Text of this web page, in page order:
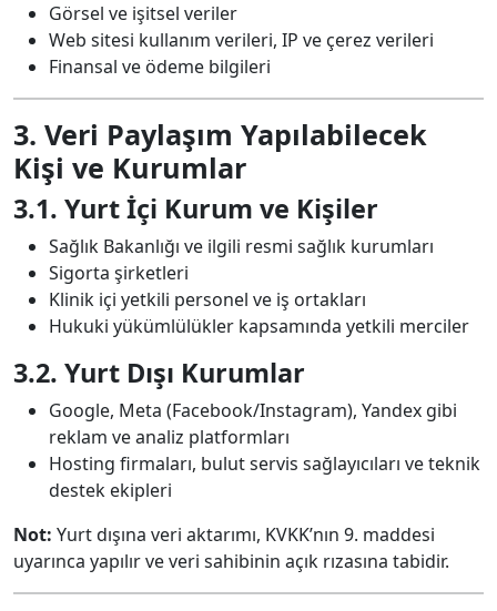
Görsel ve işitsel veriler
Web sitesi kullanım verileri, IP ve çerez verileri
Finansal ve ödeme bilgileri
3. Veri Paylaşım Yapılabilecek
Kişi ve Kurumlar
3.1. Yurt İçi Kurum ve Kişiler
Sağlık Bakanlığı ve ilgili resmi sağlık kurumları
Sigorta şirketleri
Klinik içi yetkili personel ve iş ortakları
Hukuki yükümlülükler kapsamında yetkili merciler
3.2. Yurt Dışı Kurumlar
Google, Meta (Facebook/Instagram), Yandex gibi
reklam ve analiz platformları
Hosting firmaları, bulut servis sağlayıcıları ve teknik
destek ekipleri
Not: Yurt dışına veri aktarımı, KVKK’nın 9. maddesi
uyarınca yapılır ve veri sahibinin açık rızasına tabidir.